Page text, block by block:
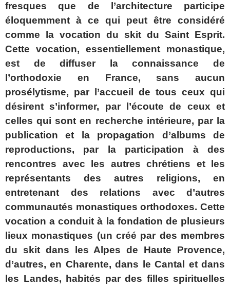
fresques que de l’architecture participe
éloquemment à ce qui peut être considéré
comme la vocation du skit du Saint Esprit.
Cette vocation, essentiellement monastique,
est de diffuser la connaissance de
l’orthodoxie en France, sans aucun
prosélytisme, par l’accueil de tous ceux qui
désirent s’informer, par l’écoute de ceux et
celles qui sont en recherche intérieure, par la
publication et la propagation d’albums de
reproductions, par la participation à des
rencontres avec les autres chrétiens et les
représentants des autres religions, en
entretenant des relations avec d’autres
communautés monastiques orthodoxes. Cette
vocation a conduit à la fondation de plusieurs
lieux monastiques (un créé par des membres
du skit dans les Alpes de Haute Provence,
d’autres, en Charente, dans le Cantal et dans
les Landes, habités par des filles spirituelles